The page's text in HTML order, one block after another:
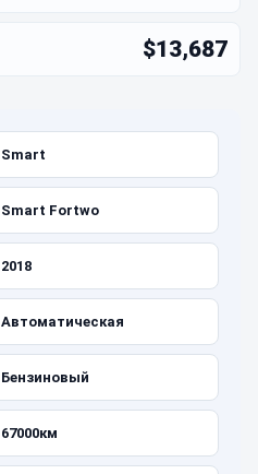
$13,687
Smart
Smart Fortwo
2018
Автоматическая
Бензиновый
67000км